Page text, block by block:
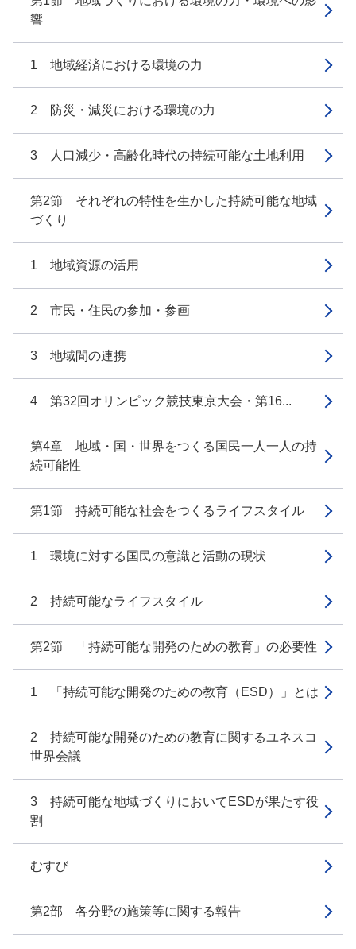
響
1 地域経済における環境の力
2 防災・減災における環境の力
3 人口減少・高齢化時代の持続可能な土地利用
第2節 それぞれの特性を生かした持続可能な地域
づくり
1 地域資源の活用
2 市民・住民の参加・参画
3 地域間の連携
4 第32回オリンピック競技東京大会・第16...
第4章 地域・国・世界をつくる国民一人一人の持
続可能性
第1節 持続可能な社会をつくるライフスタイル
1 環境に対する国民の意識と活動の現状
2 持続可能なライフスタイル
第2節 「持続可能な開発のための教育」の必要性
1 「持続可能な開発のための教育（ESD）」とは
2 持続可能な開発のための教育に関するユネスコ
世界会議
3 持続可能な地域づくりにおいてESDが果たす役
割
むすび
第2部 各分野の施策等に関する報告